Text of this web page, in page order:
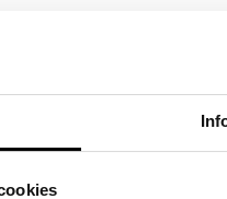
Formula är exotisk
glow.
hud med extra lyster.